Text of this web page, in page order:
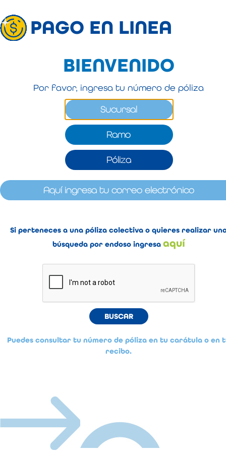
PAGO EN LINEA
BIENVENIDO
Por favor, ingresa tu número de póliza
Si perteneces a una póliza colectiva o quieres realizar
búsqueda por endoso ingresa aquí
Puedes consultar tu número de póliza en tu carátula o en
recibo.